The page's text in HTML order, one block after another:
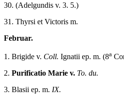
30. (Adelgundis v. 3. 5.)
31. Thyrsi et Victoris m.
Februar.
1. Brigide v. Coll. Ignatii ep. m. (8a
2. Purificatio Marie v. To. du.
3. Blasii ep. m. IX.